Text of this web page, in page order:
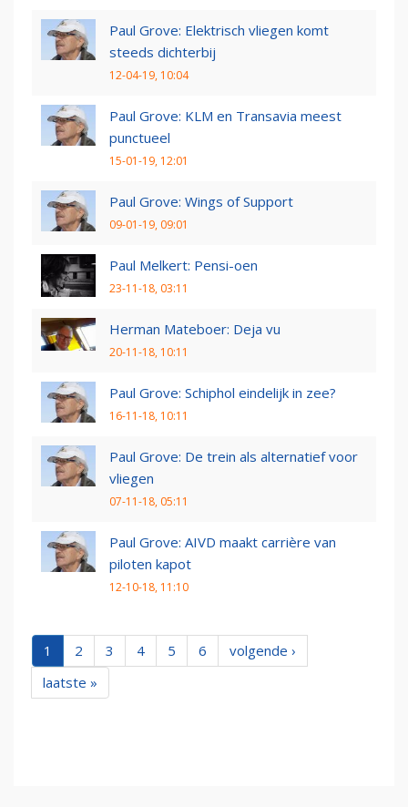
Paul Grove: Elektrisch vliegen komt
steeds dichterbij
12-04-19, 10:04
Paul Grove: KLM en Transavia meest
punctueel
15-01-19, 12:01
Paul Grove: Wings of Support
09-01-19, 09:01
Paul Melkert: Pensi-oen
23-11-18, 03:11
Herman Mateboer: Deja vu
20-11-18, 10:11
Paul Grove: Schiphol eindelijk in zee?
16-11-18, 10:11
Paul Grove: De trein als alternatief voor
vliegen
07-11-18, 05:11
Paul Grove: AIVD maakt carrière van
piloten kapot
12-10-18, 11:10
1 2 3 4 5 6
volgende ›
laatste »